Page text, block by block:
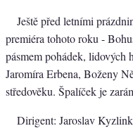
Ještě před letními
premiéra tohoto roku -
pásmem pohádek, lidových
Jaromíra Erbena, Boženy
středověku. Špalíček je
Dirigent: Jaroslav